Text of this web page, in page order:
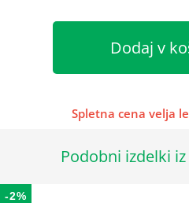
Dodaj v
Spletna cena velja
Podobni izdelki
-2%